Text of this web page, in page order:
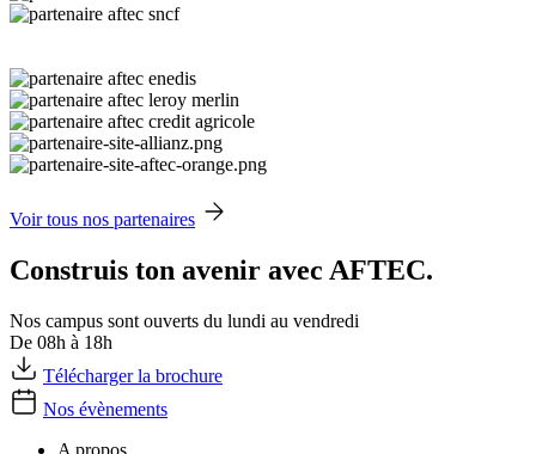
Voir tous nos partenaires
Construis ton avenir avec AFTEC.
Nos campus sont ouverts du lundi au vendredi
De 08h à 18h
Télécharger la brochure
Nos évènements
A propos